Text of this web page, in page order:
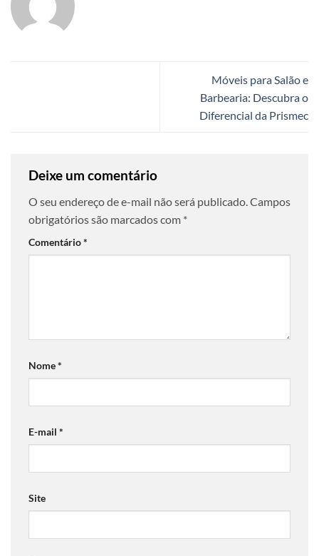
Móveis para Salão e
Barbearia: Descubra o
Diferencial da Prismec
Deixe um comentário
O seu endereço de e-mail não será publicado.Campos
obrigatórios são marcados com *
Comentário*
Nome*
E-mail *
Site